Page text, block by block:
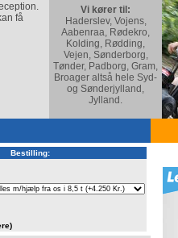
få
Vi kører til:
Haderslev, Vojens,
Aabenraa, Rødekro,
Kolding, Rødding,
Vejen, Sønderborg,
Tønder, Padborg, Gram,
Broager altså hele Syd-
og Sønderjylland,
Jylland.
Bestilling: